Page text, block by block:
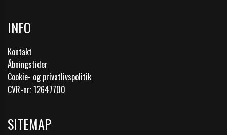
INFO
Kontakt
Åbningstider
Cookie- og privatlivspolitik
CVR-nr: 12647700
SITEMAP